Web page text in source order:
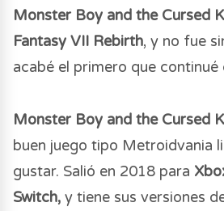
Monster Boy and the Cursed
Fantasy VII Rebirth, y no fue
acabé el primero que continué
Monster Boy and the Cursed
buen juego tipo Metroidvania
gustar. Salió en 2018 para
Switch, y tiene sus versiones